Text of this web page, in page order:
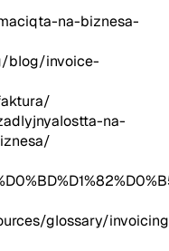
na-biznesa-
blog/invoice-
na-
glossary/